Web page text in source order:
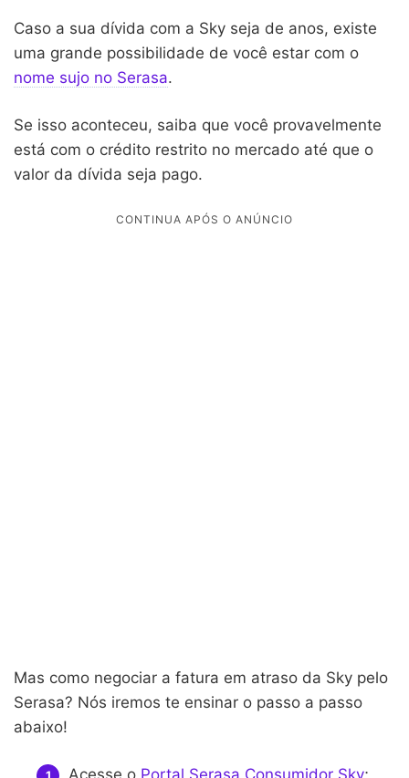
Caso a sua dívida com a Sky seja de anos, existe
uma grande possibilidade de você estar com o
nome sujo no Serasa.
Se isso aconteceu, saiba que você provavelmente
está com o crédito restrito no mercado até que o
valor da dívida seja pago.
Mas como negociar a fatura em atraso da Sky pelo
Serasa? Nós iremos te ensinar o passo a passo
abaixo!
Acesse o Portal Serasa Consumidor Sky;